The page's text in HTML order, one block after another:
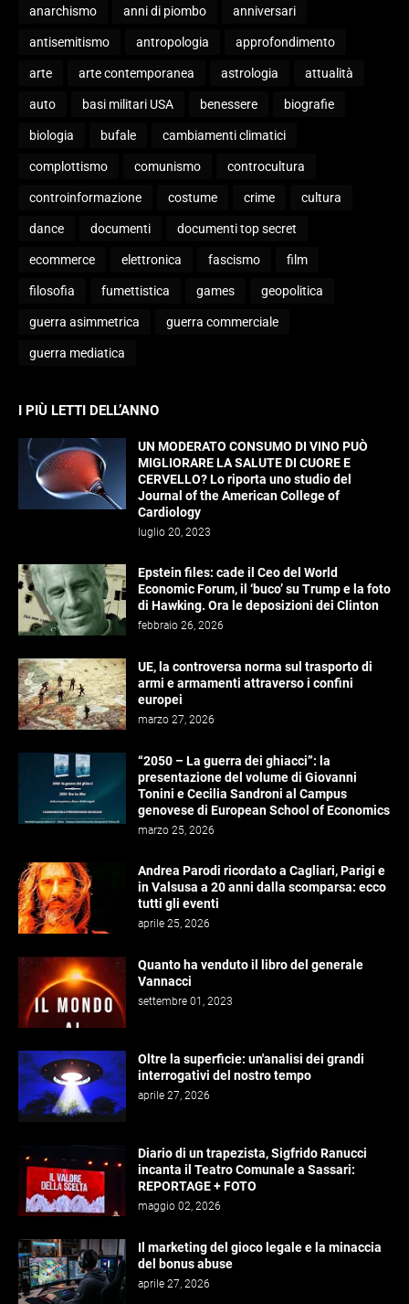
anarchismo anni di piombo anniversari
antisemitismo antropologia approfondimento
arte arte contemporanea astrologia attualità
auto basi militari USA benessere biografie
biologia bufale cambiamenti climatici
complottismo comunismo controcultura
controinformazione costume crime cultura
dance documenti documenti top secret
ecommerce elettronica fascismo film
filosofia fumettistica games geopolitica
guerra asimmetrica guerra commerciale
guerra mediatica
I PIÙ LETTI DELL’ANNO
UN MODERATO CONSUMO DI VINO PUÒ
MIGLIORARE LA SALUTE DI CUORE E
CERVELLO? Lo riporta uno studio del
Journal of the American College of
Cardiology
luglio 20, 2023
Epstein files: cade il Ceo del World
Economic Forum, il ‘buco’ su Trump e la foto
di Hawking. Ora le deposizioni dei Clinton
febbraio 26, 2026
UE, la controversa norma sul trasporto di
armi e armamenti attraverso i confini
europei
marzo 27, 2026
“2050 – La guerra dei ghiacci”: la
presentazione del volume di Giovanni
Tonini e Cecilia Sandroni al Campus
genovese di European School of Economics
marzo 25, 2026
Andrea Parodi ricordato a Cagliari, Parigi e
in Valsusa a 20 anni dalla scomparsa: ecco
tutti gli eventi
aprile 25, 2026
Quanto ha venduto il libro del generale
Vannacci
settembre 01, 2023
Oltre la superficie: un'analisi dei grandi
interrogativi del nostro tempo
aprile 27, 2026
Diario di un trapezista, Sigfrido Ranucci
incanta il Teatro Comunale a Sassari:
REPORTAGE + FOTO
maggio 02, 2026
Il marketing del gioco legale e la minaccia
del bonus abuse
aprile 27, 2026